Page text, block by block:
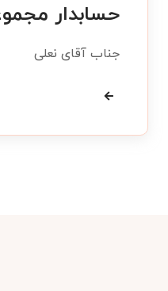
حسابدار
جناب آقای نعلی